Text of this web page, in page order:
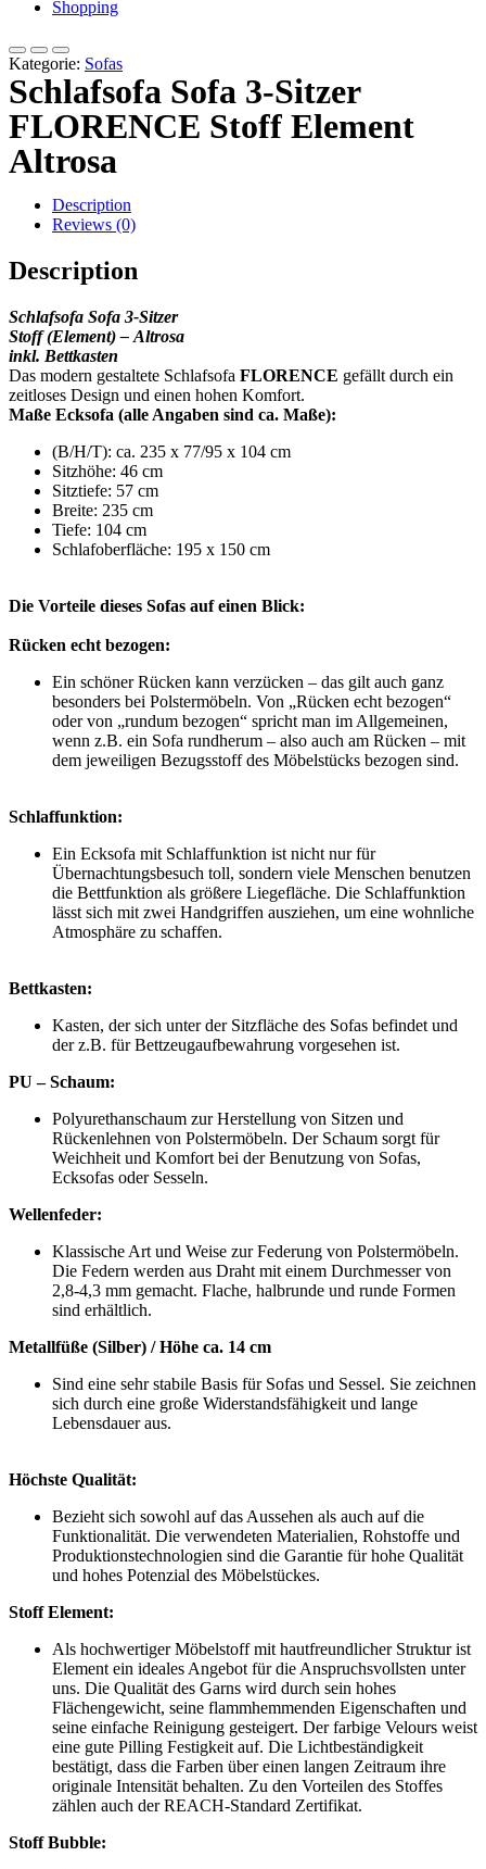
Shopping
Kategorie: Sofas
Schlafsofa Sofa 3-Sitzer
FLORENCE Stoff Element
Altrosa
Description
Reviews (0)
Description
Schlafsofa Sofa 3-Sitzer
Stoff (Element) – Altrosa
inkl. Bettkasten
Das modern gestaltete Schlafsofa FLORENCE gefällt durch ein
zeitloses Design und einen hohen Komfort.
Maße Ecksofa (alle Angaben sind ca. Maße):
(B/H/T): ca. 235 x 77/95 x 104 cm
Sitzhöhe: 46 cm
Sitztiefe: 57 cm
Breite: 235 cm
Tiefe: 104 cm
Schlafoberfläche: 195 x 150 cm
Die Vorteile dieses Sofas auf einen Blick:
Rücken echt bezogen:
Ein schöner Rücken kann verzücken – das gilt auch ganz
besonders bei Polstermöbeln. Von „Rücken echt bezogen“
oder von „rundum bezogen“ spricht man im Allgemeinen,
wenn z.B. ein Sofa rundherum – also auch am Rücken – mit
dem jeweiligen Bezugsstoff des Möbelstücks bezogen sind.
Schlaffunktion:
Ein Ecksofa mit Schlaffunktion ist nicht nur für
Übernachtungsbesuch toll, sondern viele Menschen benutzen
die Bettfunktion als größere Liegefläche. Die Schlaffunktion
lässt sich mit zwei Handgriffen ausziehen, um eine wohnliche
Atmosphäre zu schaffen.
Bettkasten:
Kasten, der sich unter der Sitzfläche des Sofas befindet und
der z.B. für Bettzeugaufbewahrung vorgesehen ist.
PU – Schaum:
Polyurethanschaum zur Herstellung von Sitzen und
Rückenlehnen von Polstermöbeln. Der Schaum sorgt für
Weichheit und Komfort bei der Benutzung von Sofas,
Ecksofas oder Sesseln.
Wellenfeder:
Klassische Art und Weise zur Federung von Polstermöbeln.
Die Federn werden aus Draht mit einem Durchmesser von
2,8-4,3 mm gemacht. Flache, halbrunde und runde Formen
sind erhältlich.
Metallfüße (Silber) / Höhe ca. 14 cm
Sind eine sehr stabile Basis für Sofas und Sessel. Sie zeichnen
sich durch eine große Widerstandsfähigkeit und lange
Lebensdauer aus.
Höchste Qualität:
Bezieht sich sowohl auf das Aussehen als auch auf die
Funktionalität. Die verwendeten Materialien, Rohstoffe und
Produktionstechnologien sind die Garantie für hohe Qualität
und hohes Potenzial des Möbelstückes.
Stoff Element:
Als hochwertiger Möbelstoff mit hautfreundlicher Struktur ist
Element ein ideales Angebot für die Anspruchsvollsten unter
uns. Die Qualität des Garns wird durch sein hohes
Flächengewicht, seine flammhemmenden Eigenschaften und
seine einfache Reinigung gesteigert. Der farbige Velours weist
eine gute Pilling Festigkeit auf. Die Lichtbeständigkeit
bestätigt, dass die Farben über einen langen Zeitraum ihre
originale Intensität behalten. Zu den Vorteilen des Stoffes
zählen auch der REACH-Standard Zertifikat.
Stoff Bubble: